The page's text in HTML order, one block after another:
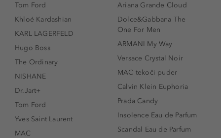
Tom Ford
Khloé Kardashian
KARL LAGERFELD
Hugo Boss
The Ordinary
NISHANE
Dr.Jart+
Tom Ford
Yves Saint Laurent
MAC
Ariana Grande Cloud
Dolce&Gabbana The
One For Men
ARMANI My Way
Versace Crystal Noir
MAC tekoči puder
Calvin Klein Euphoria
Prada Candy
Insolence Eau de Parfum
Scandal Eau de Parfum